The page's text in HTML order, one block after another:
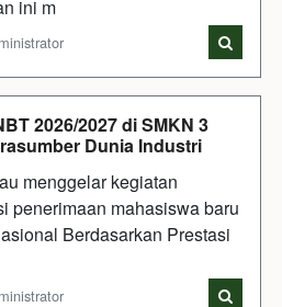
ini m
2026/2027 di SMKN 3
Dunia Industri
menggelar kegiatan
penerimaan mahasiswa baru
Berdasarkan Prestasi